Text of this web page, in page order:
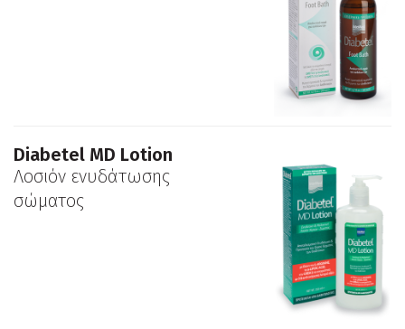
Diabetel MD Lotion
Λοσιόν ενυδάτωσης
σώματος